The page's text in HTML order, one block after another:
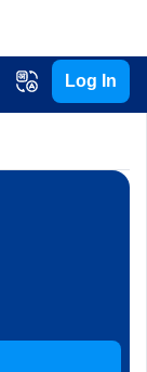
Log In